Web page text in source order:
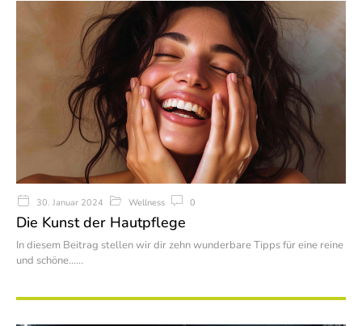
30. Januar 2024 Wellness 0
Die Kunst der Hautpflege
In diesem Beitrag stellen wir dir zehn wunderbare Tipps für eine reine
und schöne…